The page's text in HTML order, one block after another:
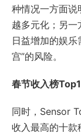
种情况一方面说
越多元化；另
日益增加的娱乐
宫”的风险。
春节收入榜
同时，Sensor
收入最高的十款